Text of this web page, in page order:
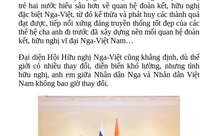
trẻ hai nước hiểu sâu hơn về quan hệ đoàn kết, hữu nghị
đặc biệt Nga-Việt, từ đó kế thừa và phát huy các thành quả
đạt được, tiếp nối xứng đáng truyền thống tốt đẹp của các
thế hệ cha anh đi trước đã xây dựng nên mối quan hệ đoàn
kết, hữu nghị vĩ đại Nga-Việt Nam…
Đại diện Hội Hữu nghị Nga-Việt cũng khẳng định, dù thế
giới có nhiều thay đổi, diễn biến khó lường, nhưng tình
hữu nghị, anh em giữa Nhân dân Nga và Nhân dân Việt
Nam không bao giờ thay đổi.